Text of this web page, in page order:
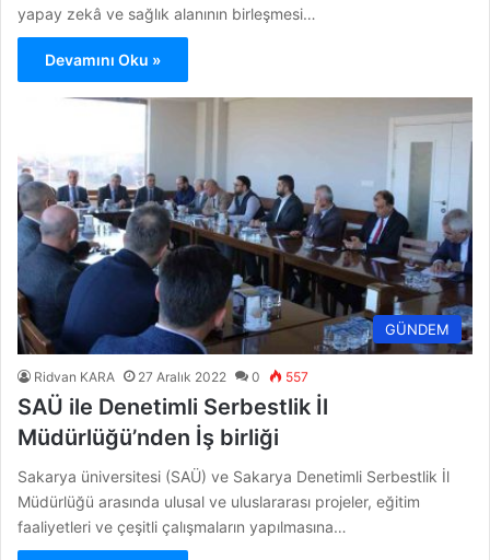
yapay zekâ ve sağlık alanının birleşmesi…
Devamını Oku »
GÜNDEM
Ridvan KARA 27 Aralık 2022 0 557
SAÜ ile Denetimli Serbestlik İl
Müdürlüğü’nden İş birliği
Sakarya üniversitesi (SAÜ) ve Sakarya Denetimli Serbestlik İl
Müdürlüğü arasında ulusal ve uluslararası projeler, eğitim
faaliyetleri ve çeşitli çalışmaların yapılmasına…